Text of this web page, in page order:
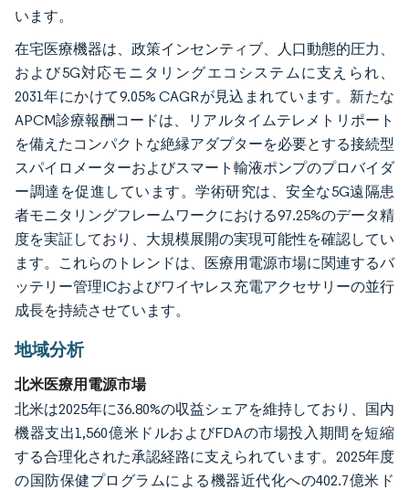
います。
在宅医療機器は、政策インセンティブ、人口動態的圧力、
および5G対応モニタリングエコシステムに支えられ、
2031年にかけて9.05% CAGRが見込まれています。新たな
APCM診療報酬コードは、リアルタイムテレメトリポート
を備えたコンパクトな絶縁アダプターを必要とする接続型
スパイロメーターおよびスマート輸液ポンプのプロバイダ
ー調達を促進しています。学術研究は、安全な5G遠隔患
者モニタリングフレームワークにおける97.25%のデータ精
度を実証しており、大規模展開の実現可能性を確認してい
ます。これらのトレンドは、医療用電源市場に関連するバ
ッテリー管理ICおよびワイヤレス充電アクセサリーの並行
成長を持続させています。
地域分析
北米医療用電源市場
北米は2025年に36.80%の収益シェアを維持しており、国内
機器支出1,560億米ドルおよびFDAの市場投入期間を短縮
する合理化された承認経路に支えられています。2025年度
の国防保健プログラムによる機器近代化への402.7億米ド